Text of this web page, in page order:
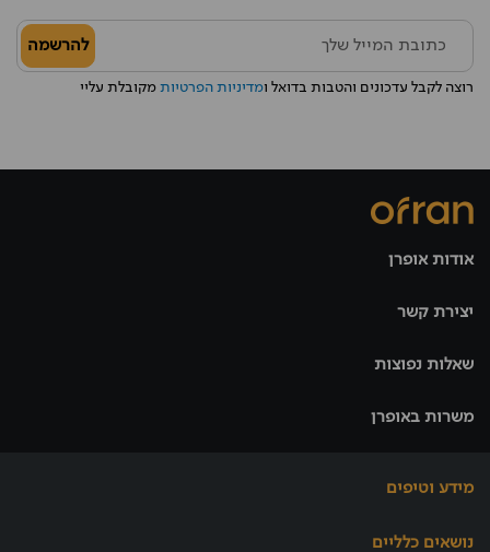
רוצה לקבל עדכונים והטבות בדואל ומדיניות הפרטיות מקובלת עליי
להרשמה
אודות אופרן
יצירת קשר
שאלות נפוצות
משרות באופרן
מידע וטיפים
נושאים כלליים